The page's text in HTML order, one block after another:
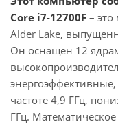
Core i7-12700F –
Alder Lake,
Он оснащен 12
частоте 4,9 ГГц,
ГГц.